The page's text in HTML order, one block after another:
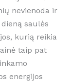
nevienoda ir
saulės
kurią reikia
taip pat
energijos